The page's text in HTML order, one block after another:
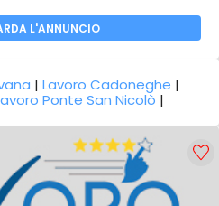
L'ANNUNCIO
|Lavoro Cadoneghe |
Ponte San Nicolò |